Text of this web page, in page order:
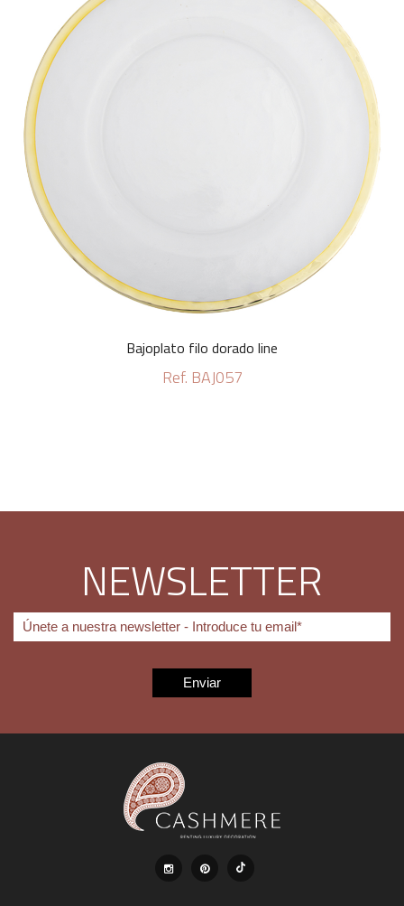
Bajoplato filo dorado line
Ref. BAJ057
NEWSLETTER